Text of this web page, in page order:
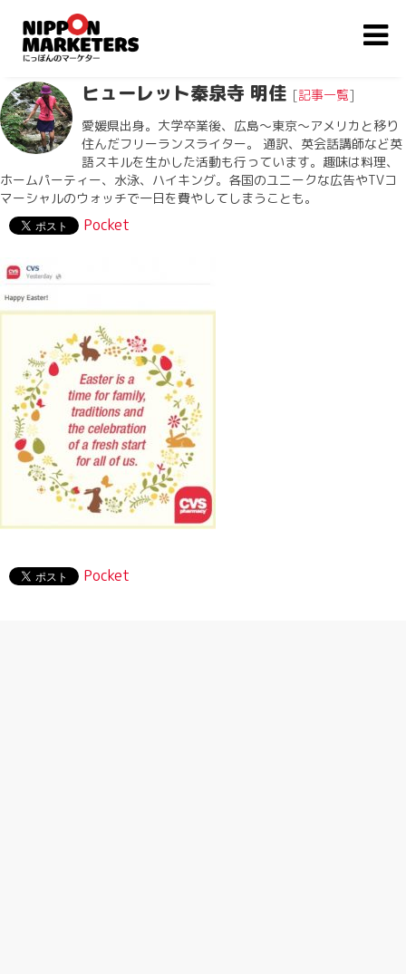
ヒューレット秦泉寺 明佳 [記事一覧]
愛媛県出身。大学卒業後、広島〜東京〜アメリカと移り
住んだフリーランスライター。 通訳、英会話講師など英
語スキルを生かした活動も行っています。趣味は料理、
ホームパーティー、水泳、ハイキング。各国のユニークな広告やTVコ
マーシャルのウォッチで一日を費やしてしまうことも。
Pocket
Pocket